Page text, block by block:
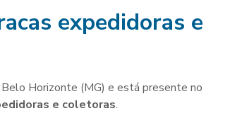
expedidoras e
Horizonte (MG) e está presente no
e coletoras.